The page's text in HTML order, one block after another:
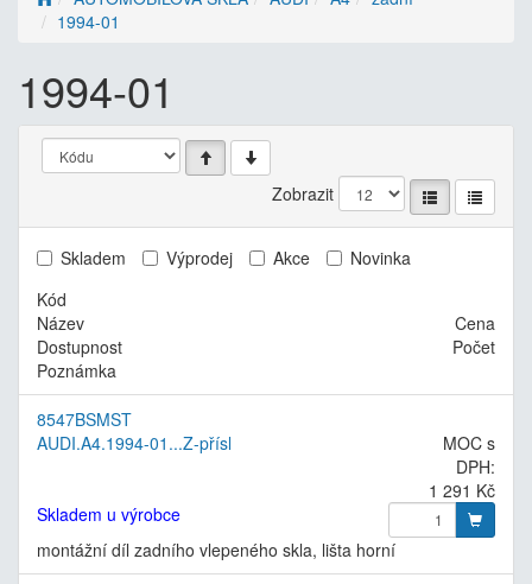
1994-01
1994-01
Zobrazit
Skladem Výprodej Akce
Novinka
Kód
Název
Cena
Dostupnost
Počet
Poznámka
8547BSMST
AUDI.A4.1994-01...Z-přísl
MOC s
DPH:
1 291 Kč
Skladem u výrobce
montážní díl zadního vlepeného skla, lišta horní